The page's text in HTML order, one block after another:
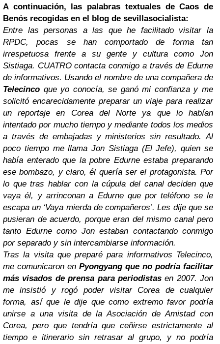
A continuación, las palabras textuales de Caos de
Benós recogidas en el blog de sevillasocialista:
Entre las personas a las que he facilitado visitar la
RPDC, pocas se han comportado de forma tan
irrespetuosa frente a su gente y cultura como Jon
Sistiaga. CUATRO contacta conmigo a través de Edurne
de informativos. Usando el nombre de una compañera de
Telecinco que yo conocía, se ganó mi confianza y me
solicitó encarecidamente preparar un viaje para realizar
un reportaje en Corea del Norte ya que lo habían
intentado por mucho tiempo y mediante todos los medios
a través de embajadas y ministerios sin resultado.Al
poco tiempo me llama Jon Sistiaga (El Jefe), quien se
había enterado que la pobre Edurne estaba preparando
ese bombazo, y claro, él quería ser el protagonista. Por
lo que tras hablar con la cúpula del canal deciden que
vaya él, y arrinconan a Edurne que por teléfono se le
escapa un ‘Vaya mierda de compañeros’.Les dije que se
pusieran de acuerdo, porque eran del mismo canal pero
tanto Edurne como Jon estaban contactando conmigo
por separado y sin intercambiarse información.
Tras la visita que preparé para informativos Telecinco,
me comunicaron en Pyongyang que no podría facilitar
más visados de prensa para periodistasen 2007. Jon
me insistió y rogó poder visitar Corea de cualquier
forma, así que le dije que como extremo favor podría
unirse a una visita de la Asociación de Amistad con
Corea, pero que tendría que ceñirse estrictamente al
tiempo e itinerario sin retrasar al grupo, y no podría